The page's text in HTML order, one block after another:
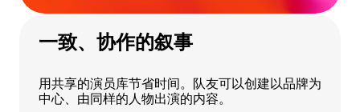
一致、协作的叙事
用共享的演员库节省时间。队友可以创建以品牌为
中心、由同样的人物出演的内容。